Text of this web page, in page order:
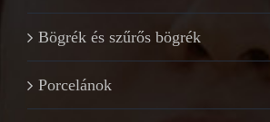
Bögrék és szűrős bögrék
Porcelánok